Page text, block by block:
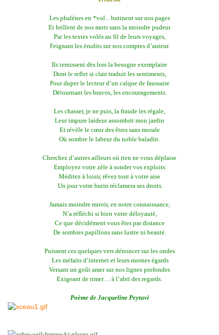
Les phalènes en *vol... butinent sur nos pages
Et brillent de nos mots sans la moindre pudeur
Par les textes volés au fil de leurs voyages,
Feignant les érudits sur nos comptes d’auteur.
Ils ternissent dès lors la besogne exemplaire
Dont le reflet si clair traduit les sentiments,
Pour duper le lecteur d’un calque de faussaire
Détournant les bravos, les encouragements.
Les chasser, je ne puis, la fraude les régale,
Leur impure laideur assombrit mon jardin
Et révèle le cœur des êtres sans morale
Où sombre le labeur du noble baladin.
Cherchez d’autres ailleurs où rien ne vous déplaise
Employez votre zèle à sonder vos exploits
Méditez à loisir, rêvez tout à votre aise
Un jour votre butin réclamera ses droits.
Jamais moindre miroir, en notre connaissance,
N’a réfléchi si bien votre déloyauté,
Ce que décidément vous êtes par distance
De sombres papillons sans lustre ni beauté.
Puissent ces quelques vers dénoncer sur les ondes
Les méfaits d’internet et leurs mornes égards
Versant un goût amer sur nos lignes profondes
Exigeant de rimer… à l’abri des regards.
Poème de Jacqueline Peytavi